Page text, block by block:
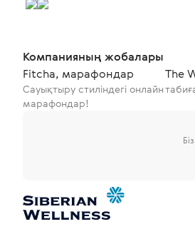
Компанияның жобалары
Fitcha, марафондар
Сауықтыру стиліндегі онлайн
марафондар!
The